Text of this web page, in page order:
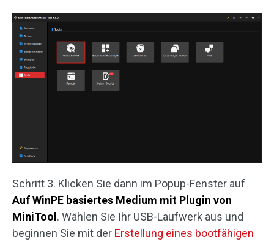
Schritt 3. Klicken Sie dann im Popup-Fenster auf
Auf WinPE basiertes Medium mit Plugin von
MiniTool. Wählen Sie Ihr USB-Laufwerk aus und
beginnen Sie mit der Erstellung eines bootfähigen